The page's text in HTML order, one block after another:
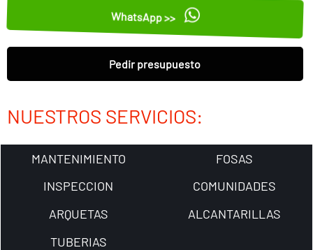
WhatsApp >>
Pedir presupuesto
NUESTROS SERVICIOS:
MANTENIMIENTO
FOSAS
INSPECCION
COMUNIDADES
ARQUETAS
ALCANTARILLAS
TUBERIAS